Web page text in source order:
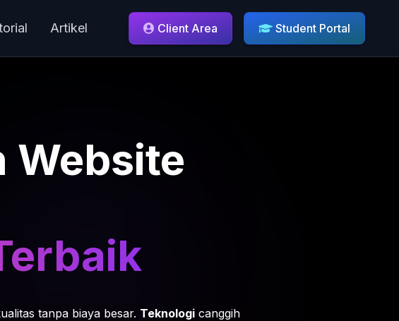
Artikel Client Area Student Portal
Website
tanpa biaya besar. Teknologi canggih